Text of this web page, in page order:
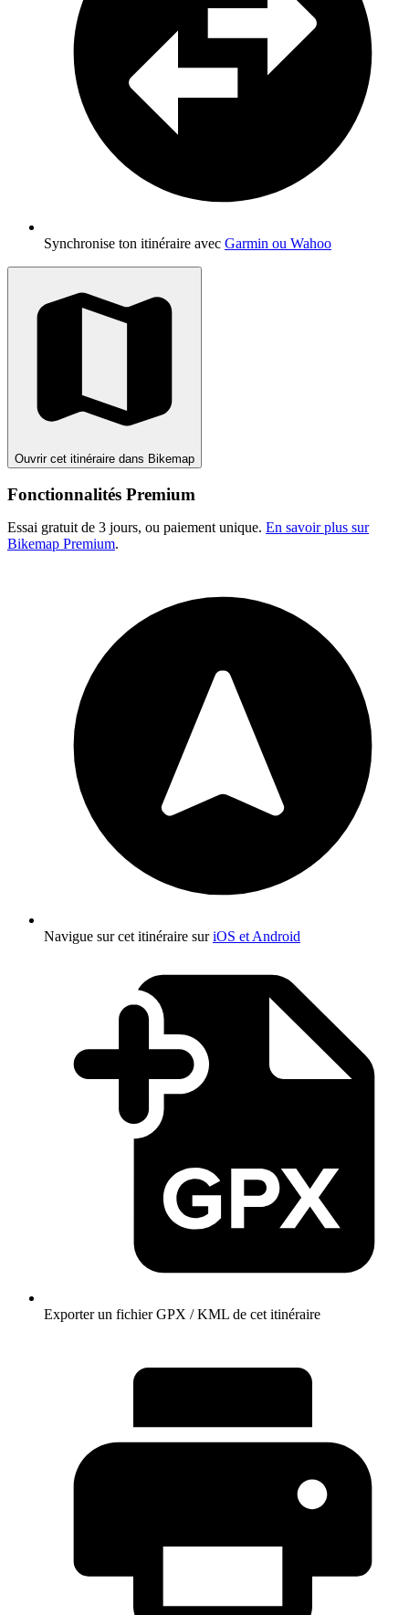
Synchronise ton itinéraire avec Garmin ou Wahoo
Ouvrir cet itinéraire dans Bikemap
Fonctionnalités Premium
Essai gratuit de 3 jours, ou paiement unique. En savoir plus sur
Bikemap Premium.
Navigue sur cet itinéraire suriOS et Android
Exporter un fichier GPX / KML de cet itinéraire